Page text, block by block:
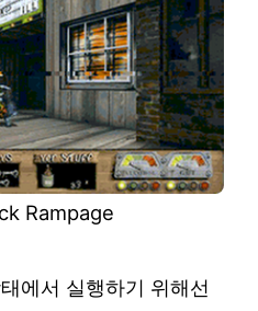
Rampage
에서 실행하기 위해선